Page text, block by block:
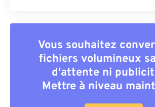
Vous souhaitez
fichiers volumineux
d'attente ni
Mettre à niveau